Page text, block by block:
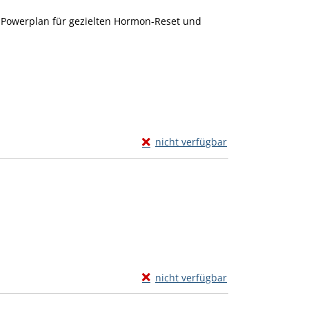
für gezielten Hormon-Reset und
nicht verfügbar
Exemplar-Details von Für eine
Zum Download von externem
nicht verfügbar
Exemplar-Details von Dein
Zum Download von externem